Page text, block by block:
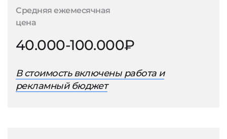
Средняя ежемесячная
цена
40.000-100.000₽
В стоимость включены работа и
рекламный бюджет